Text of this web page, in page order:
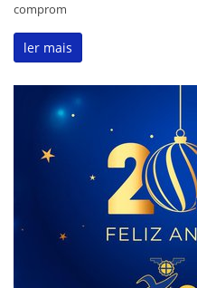
comprom
ler mais